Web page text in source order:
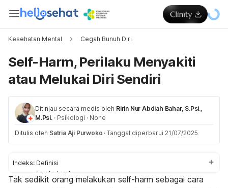
Kesehatan Mental Cegah Bunuh Diri
Self-Harm, Perilaku Menyakiti
atau Melukai Diri Sendiri
Ditinjau secara medis oleh Ririn Nur Abdiah Bahar, S.Psi.,
M.Psi. · Psikologi · None
Ditulis oleh Satria Aji Purwoko · Tanggal diperbarui 21/07/2025
Indeks: Definisi
Tanda-tanda
Penyebab
Tak sedikit orang melakukan self-harm sebagai cara